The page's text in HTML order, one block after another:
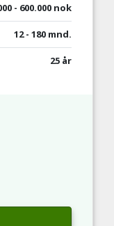
- 600.000 nok
12 - 180 mnd.
25 år